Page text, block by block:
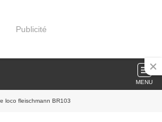
Publicité
MENU
loco fleischmann BR103